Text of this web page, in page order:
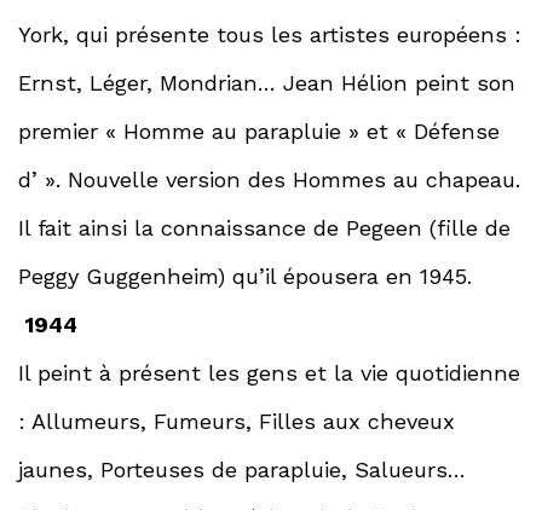
York, qui présente tous les artistes européens :
Ernst, Léger, Mondrian… Jean Hélion peint son
premier « Homme au parapluie » et « Défense
d’ ». Nouvelle version des Hommes au chapeau.
Il fait ainsi la connaissance de Pegeen (fille de
Peggy Guggenheim) qu’il épousera en 1945.
1944
Il peint à présent les gens et la vie quotidienne
: Allumeurs, Fumeurs, Filles aux cheveux
jaunes, Porteuses de parapluie, Salueurs…